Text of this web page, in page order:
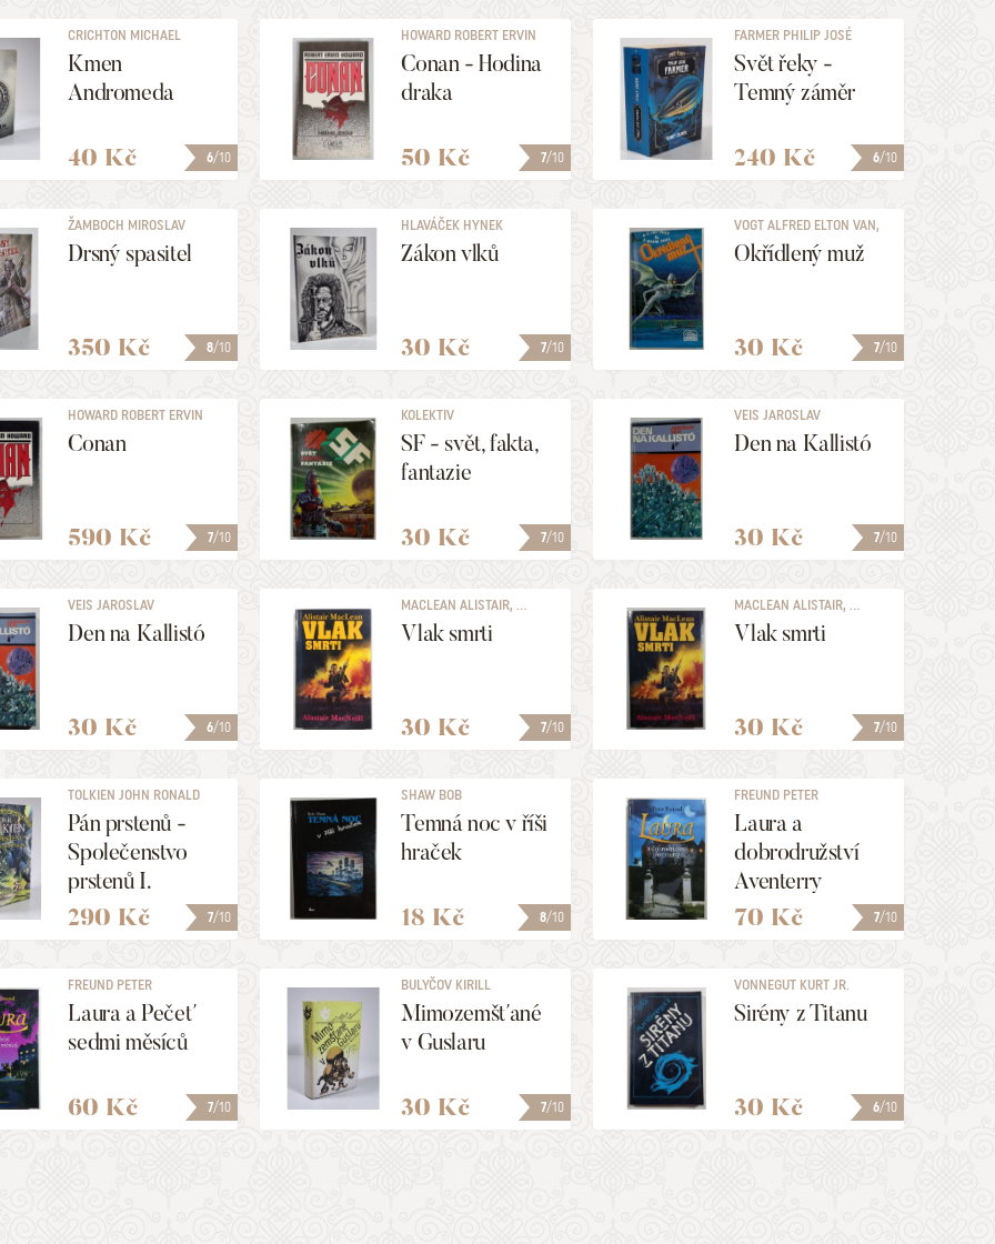
6/10
CRICHTON MICHAEL
Kmen
Andromeda
40 Kč 7/10
HOWARD ROBERT ERVIN
Conan - Hodina
draka
50 Kč 6/10
FARMER PHILIP JOSÉ
Svět řeky -
Temný záměr
240 Kč
8/10
ŽAMBOCH MIROSLAV
Drsný spasitel
350 Kč 7/10
HLAVÁČEK HYNEK
Zákon vlků
30 Kč 7/10
VOGT ALFRED ELTON VAN,
...
Okřídlený muž
30 Kč
7/10
HOWARD ROBERT ERVIN
Conan
590 Kč 7/10
KOLEKTIV
SF - svět, fakta,
fantazie
30 Kč 7/10
VEIS JAROSLAV
Den na Kallistó
30 Kč
6/10
VEIS JAROSLAV
Den na Kallistó
30 Kč 7/10
MACLEAN ALISTAIR, ...
Vlak smrti
30 Kč 7/10
MACLEAN ALISTAIR, ...
Vlak smrti
30 Kč
7/10
TOLKIEN JOHN RONALD
REUEL
Pán prstenů -
Společenstvo
prstenů I.
290 Kč 8/10
SHAW BOB
Temná noc v říši
hraček
18 Kč 7/10
FREUND PETER
Laura a
dobrodružství
Aventerry
70 Kč
7/10
FREUND PETER
Laura a Pečeť
sedmi měsíců
60 Kč 7/10
BULYČOV KIRILL
Mimozemšťané
v Guslaru
30 Kč 6/10
VONNEGUT KURT JR.
Sirény z Titanu
30 Kč